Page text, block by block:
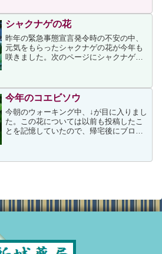
ハルジオンで、6月以降に咲くのがヒメジ
オンだと知りました。...
シャクナゲの花
昨年の緊急事態宣言発令時の不安の中、
元気をもらったシャクナゲの花が今年も
咲きました。次のページにシャクナゲ
が転じた名前である。中...
今年のコエビソウ
今朝のウォーキング中、↓が目に入りまし
た。この花については以前も投稿したこ
とを記憶していたので、帰宅後にブログ
ビソウです。上ページによるとコエビソ